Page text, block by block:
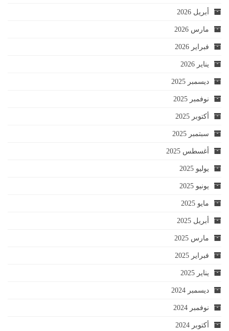
أبريل 2026
مارس 2026
فبراير 2026
يناير 2026
ديسمبر 2025
نوفمبر 2025
أكتوبر 2025
سبتمبر 2025
أغسطس 2025
يوليو 2025
يونيو 2025
مايو 2025
أبريل 2025
مارس 2025
فبراير 2025
يناير 2025
ديسمبر 2024
نوفمبر 2024
أكتوبر 2024